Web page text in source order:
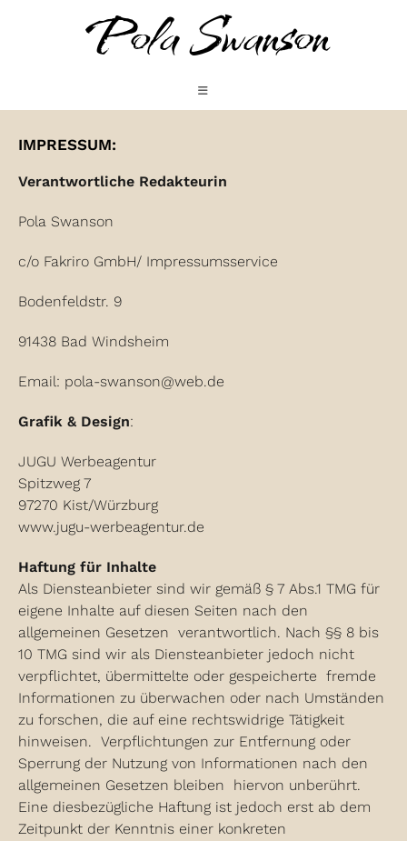
Pola Swanson
IMPRESSUM:
Verantwortliche Redakteurin
Pola Swanson
c/o Fakriro GmbH/ Impressumsservice
Bodenfeldstr. 9
91438 Bad Windsheim
Email: pola-swanson@web.de
Grafik & Design:
JUGU Werbeagentur
Spitzweg 7
97270 Kist/Würzburg
www.jugu-werbeagentur.de
Haftung für Inhalte
Als Diensteanbieter sind wir gemäß § 7 Abs.1 TMG für
eigene Inhalte auf diesen Seiten nach den
allgemeinen Gesetzen verantwortlich. Nach §§ 8 bis
10 TMG sind wir als Diensteanbieter jedoch nicht
verpflichtet, übermittelte oder gespeicherte fremde
Informationen zu überwachen oder nach Umständen
zu forschen, die auf eine rechtswidrige Tätigkeit
hinweisen. Verpflichtungen zur Entfernung oder
Sperrung der Nutzung von Informationen nach den
allgemeinen Gesetzen bleiben hiervon unberührt.
Eine diesbezügliche Haftung ist jedoch erst ab dem
Zeitpunkt der Kenntnis einer konkreten